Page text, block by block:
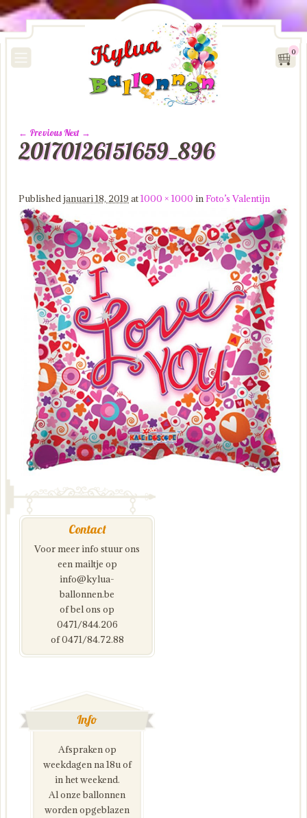
0
Image navigation
← Previous Next →
20170126151659_896
Publishedjanuari 18, 2019 at1000 × 1000 inFoto’s Valentijn
Contact
Voor meer info stuur ons
een mailtje op
info@kylua-
ballonnen.be
of bel ons op
0471/844.206
of 0471/84.72.88
Info
Afspraken op
weekdagen na 18u of
in het weekend.
Al onze ballonnen
worden opgeblazen